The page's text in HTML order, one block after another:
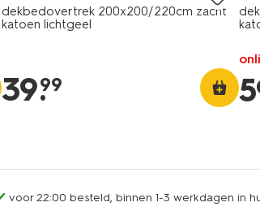
dekbedovertrek 200x200/220cm zacht
katoen lichtgeel
39.
99
voor 22:00 besteld, binnen 1-3 werkdagen in